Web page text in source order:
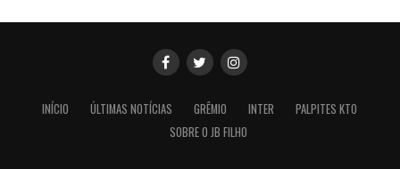
INÍCIO ÚLTIMAS NOTÍCIAS GRÊMIO INTER
PALPITES KTO
SOBRE O JB FILHO